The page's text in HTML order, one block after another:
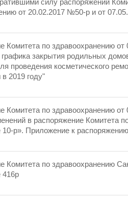
силу распоряжений
от 20.02.2017 №50-р и от
Комитета по здравоохранению
закрытия родильных
проведения косметического
2019 году"
Комитета по здравоохранению
в распоряжение Комитета
р». Приложение к распоряжению
Комитета по здравоохранению